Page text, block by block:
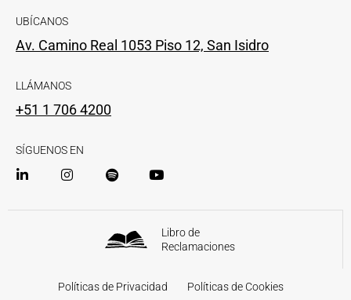
UBÍCANOS
Av. Camino Real 1053 Piso 12, San Isidro
LLÁMANOS
+51 1 706 4200
SÍGUENOS EN
Libro de
Reclamaciones
Políticas de Privacidad
Políticas de Cookies